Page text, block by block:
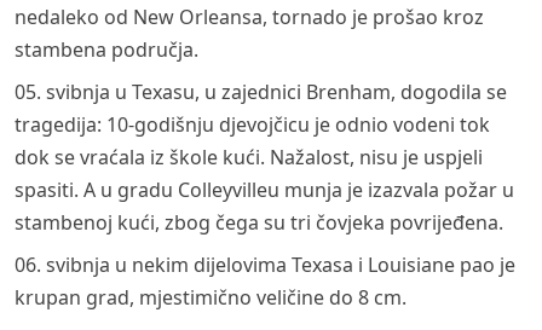
nedaleko od New Orleansa, tornado je prošao kroz
stambena područja.
05. svibnja u Texasu, u zajednici Brenham, dogodila se
tragedija: 10-godišnju djevojčicu je odnio vodeni tok
dok se vraćala iz škole kući. Nažalost, nisu je uspjeli
spasiti. A u gradu Colleyvilleu munja je izazvala požar u
stambenoj kući, zbog čega su tri čovjeka povrijeđena.
06. svibnja u nekim dijelovima Texasa i Louisiane pao je
krupan grad, mjestimično veličine do 8 cm.